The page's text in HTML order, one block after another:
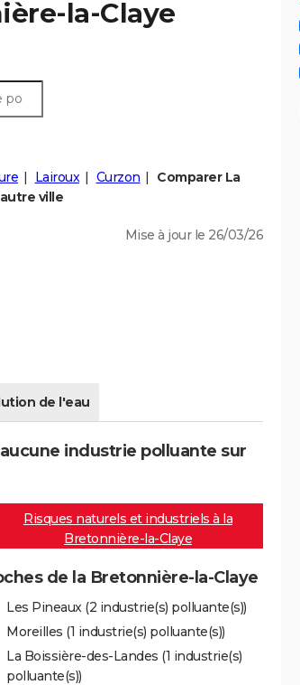
la-Claye
Lairoux Curzon
Comparer La
ville
Mise à jour le 26/03/26
de l'eau
industrie polluante sur
Risques naturels et industriels à la
Bretonnière-la-Claye
de la Bretonnière-la-Claye
Les Pineaux (2 industrie(s) polluante(s))
Moreilles (1 industrie(s) polluante(s))
La Boissière-des-Landes (1 industrie(s)
polluante(s))